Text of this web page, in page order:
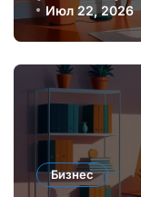
онлайн-
Июл 22, 2026
Бизнес